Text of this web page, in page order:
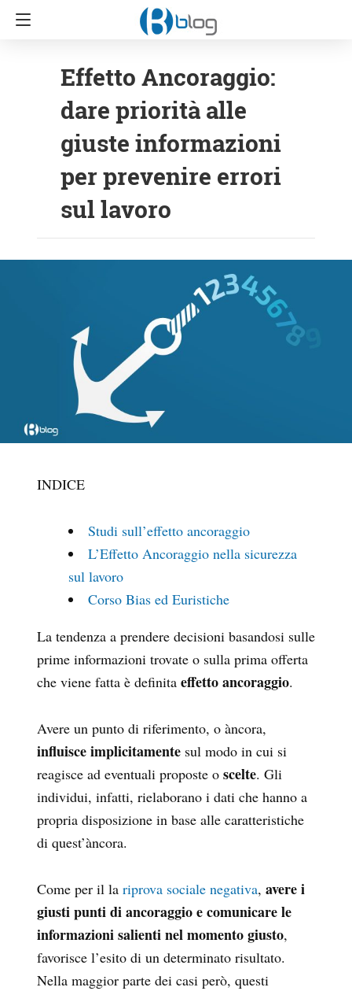
Effetto Ancoraggio:
dare priorità alle
giuste informazioni
per prevenire errori
sul lavoro
INDICE
Studi sull’effetto ancoraggio
L’Effetto Ancoraggio nella sicurezza
sul lavoro
Corso Bias ed Euristiche
La tendenza a prendere decisioni basandosi sulle
prime informazioni trovate o sulla prima offerta
che viene fatta è definita effetto ancoraggio.
Avere un punto di riferimento, o àncora,
influisce implicitamente sul modo in cui si
reagisce ad eventuali proposte o scelte. Gli
individui, infatti, rielaborano i dati che hanno a
propria disposizione in base alle caratteristiche
di quest’àncora.
Come per il la riprova sociale negativa, avere i
giusti punti di ancoraggio e comunicare le
informazioni salienti nel momento giusto,
favorisce l’esito di un determinato risultato.
Nella maggior parte dei casi però, questi